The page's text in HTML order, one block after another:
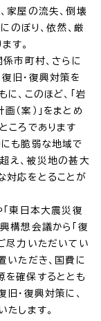
家屋の流失、倒壊
ぼり、依然、厳
す。
市町村、さらに
旧・復興対策を
、このほど、「岩
案）」をまとめ
ころであります
も脆弱な地域で
え、被災地の甚大
対応をとることが
東日本大震災復
構想会議から「復
尽力いただいてい
いただき、国費に
を確保するととも
・復興対策に、
たします。